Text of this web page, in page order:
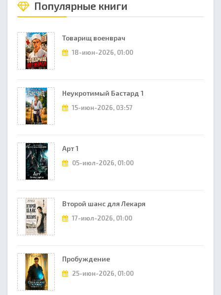
Популярные книги
Товарищ военврач
18-июн-2026, 01:00
Неукротимый Бастард 1
15-июн-2026, 03:57
Арт 1
05-июл-2026, 01:00
Второй шанс для Лекаря
17-июл-2026, 01:00
Пробуждение
25-июн-2026, 01:00